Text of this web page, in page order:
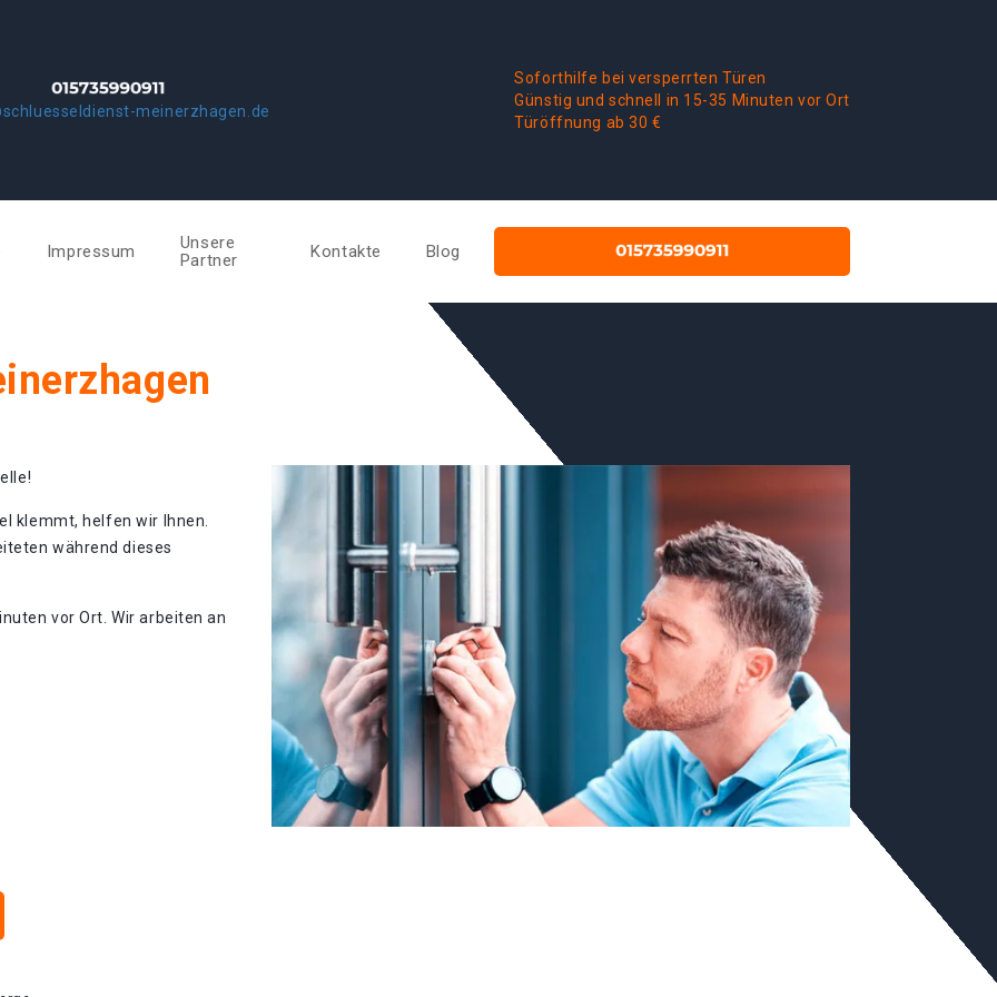
meinerzhagen.de
Soforthilfe bei versperrten Türen
Günstig und schnell in 15-35 Minuten vor Ort
Türöffnung ab 30 €
Impressum
Unsere
Partner
Kontakte Blog
klemmt, helfen wir Ihnen.
während dieses
vor Ort. Wir arbeiten an